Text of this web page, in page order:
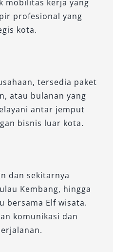
perjalanan Anda di
mobilitas kerja yang
profesional yang
kota.
tersedia paket
atau bulanan yang
antar jemput
bisnis luar kota.
dan sekitarnya
Kembang, hingga
bersama Elf wisata.
komunikasi dan